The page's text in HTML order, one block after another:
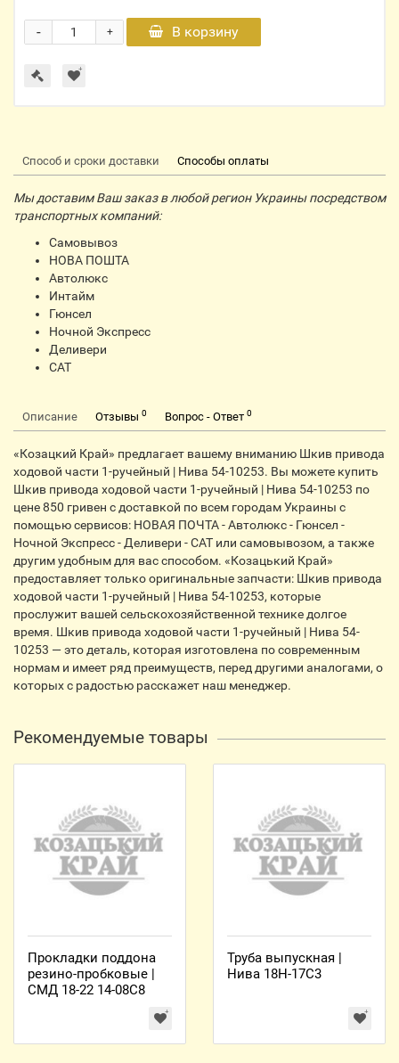
+
- В корзину
Способ и сроки доставки Способы оплаты
Мы доставим Ваш заказ в любой регион Украины посредством
транспортных компаний:
Самовывоз
НОВА ПОШТА
Автолюкс
Интайм
Гюнсел
Ночной Экспресс
Деливери
CАТ
Описание Отзывы 0 Вопрос - Ответ 0
«Козацкий Край» предлагает вашему вниманию Шкив привода
ходовой части 1-ручейный | Нива 54-10253. Вы можете купить
Шкив привода ходовой части 1-ручейный | Нива 54-10253 по
цене 850 гривен с доставкой по всем городам Украины с
помощью сервисов: НОВАЯ ПОЧТА - Автолюкс - Гюнсел -
Ночной Экспресс - Деливери - CАТ или самовывозом, а также
другим удобным для вас способом. «Козацький Край»
предоставляет только оригинальные запчасти: Шкив привода
ходовой части 1-ручейный | Нива 54-10253, которые
прослужит вашей сельскохозяйственной технике долгое
время. Шкив привода ходовой части 1-ручейный | Нива 54-
10253 — это деталь, которая изготовлена по современным
нормам и имеет ряд преимуществ, перед другими аналогами, о
которых с радостью расскажет наш менеджер.
Рекомендуемые товары
Прокладки поддона
резино-пробковые |
СМД 18-22 14-08С8
Труба выпускная |
Нива 18Н-17С3